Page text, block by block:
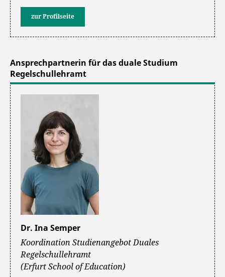
zur Profilseite
Ansprechpartnerin für das duale Studium
Regelschullehramt
Dr. Ina Semper
Koordination Studienangebot Duales
Regelschullehramt
(Erfurt School of Education)